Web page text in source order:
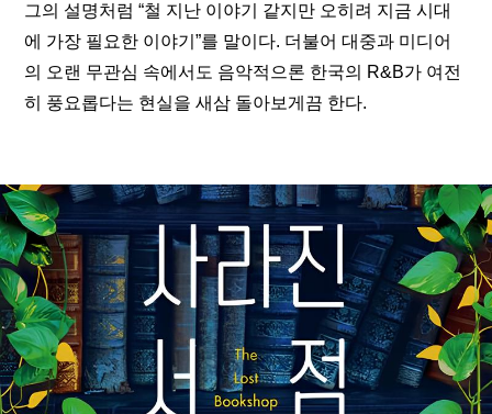
그의 설명처럼 “철 지난 이야기 같지만 오히려 지금 시대
에 가장 필요한 이야기”를 말이다. 더불어 대중과 미디어
의 오랜 무관심 속에서도 음악적으론 한국의 R&B가 여전
히 풍요롭다는 현실을 새삼 돌아보게끔 한다.